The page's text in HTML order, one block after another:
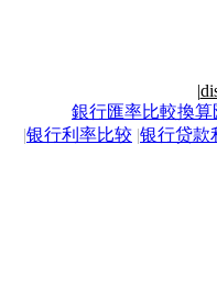
|
銀行匯率比較換算
|银行利率比较 |银行贷款